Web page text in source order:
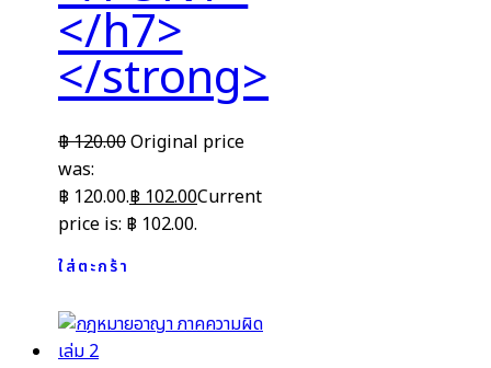
</h7>
</strong>
฿120.00Original price
was:
฿ 120.00.฿ 102.00Current
price is: ฿ 102.00.
ใส่ตะกร้า